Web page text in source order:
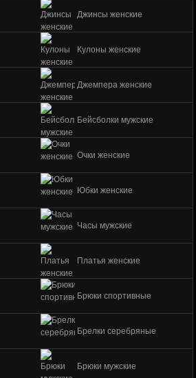
Джинсы женские
Кулоны женские
Джемпера женские
Бейсболки мужские
Очки женские
Юбки женские
Часы мужские
Платья женские
Брюки спортивные
Брелки серебряные
Брюки мужские